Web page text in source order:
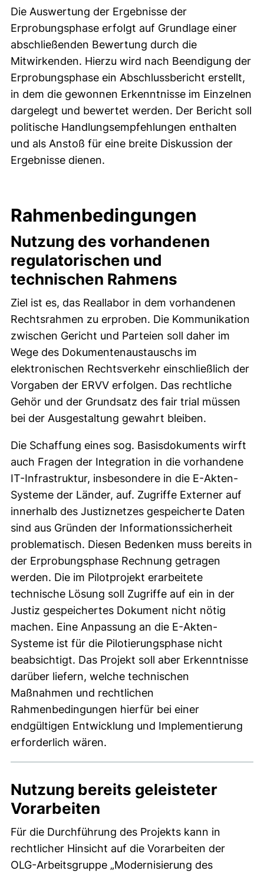
Die Auswertung der Ergebnisse der
Erprobungsphase erfolgt auf Grundlage einer
abschließenden Bewertung durch die
Mitwirkenden. Hierzu wird nach Beendigung der
Erprobungsphase ein Abschlussbericht erstellt,
in dem die gewonnen Erkenntnisse im Einzelnen
dargelegt und bewertet werden. Der Bericht soll
politische Handlungsempfehlungen enthalten
und als Anstoß für eine breite Diskussion der
Ergebnisse dienen.
Rahmenbedingungen
Nutzung des vorhandenen
regulatorischen und
technischen Rahmens
Ziel ist es, das Reallabor in dem vorhandenen
Rechtsrahmen zu erproben. Die Kommunikation
zwischen Gericht und Parteien soll daher im
Wege des Dokumentenaustauschs im
elektronischen Rechtsverkehr einschließlich der
Vorgaben der ERVV erfolgen. Das rechtliche
Gehör und der Grundsatz des fair trial müssen
bei der Ausgestaltung gewahrt bleiben.
Die Schaffung eines sog. Basisdokuments wirft
auch Fragen der Integration in die vorhandene
IT-Infrastruktur, insbesondere in die E-Akten-
Systeme der Länder, auf. Zugriffe Externer auf
innerhalb des Justiznetzes gespeicherte Daten
sind aus Gründen der Informationssicherheit
problematisch. Diesen Bedenken muss bereits in
der Erprobungsphase Rechnung getragen
werden. Die im Pilotprojekt erarbeitete
technische Lösung soll Zugriffe auf ein in der
Justiz gespeichertes Dokument nicht nötig
machen. Eine Anpassung an die E-Akten-
Systeme ist für die Pilotierungsphase nicht
beabsichtigt. Das Projekt soll aber Erkenntnisse
darüber liefern, welche technischen
Maßnahmen und rechtlichen
Rahmenbedingungen hierfür bei einer
endgültigen Entwicklung und Implementierung
erforderlich wären.
Nutzung bereits geleisteter
Vorarbeiten
Für die Durchführung des Projekts kann in
rechtlicher Hinsicht auf die Vorarbeiten der
OLG-Arbeitsgruppe „Modernisierung des